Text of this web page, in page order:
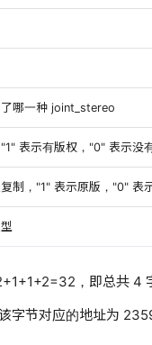
哪一种 joint_stereo
表示有版权，"0" 表示没
制，"1" 表示原版，"0" 表
，即总共 4
字节对应的地址为